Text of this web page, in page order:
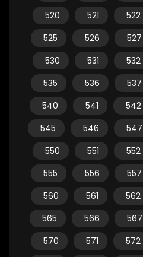
520
521 522
525
526 527
530
531 532
535
536 537
540
541 542
545
546 547
550
551 552
555
556 557
560
561 562
565
566 567
570
571 572